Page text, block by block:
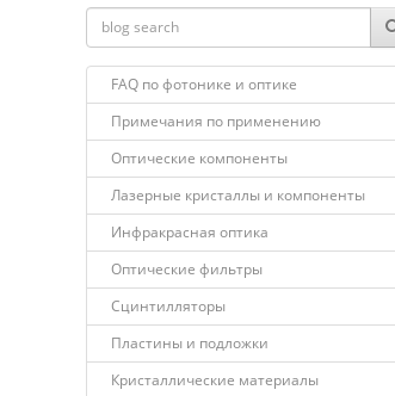
FAQ по фотонике и оптике
Примечания по применению
Оптические компоненты
Лазерные кристаллы и компоненты
Инфракрасная оптика
Оптические фильтры
Сцинтилляторы
Пластины и подложки
Кристаллические материалы